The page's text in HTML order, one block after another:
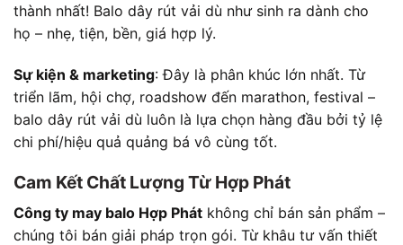
thành nhất! Balo dây rút vải dù như sinh ra dành cho
họ – nhẹ, tiện, bền, giá hợp lý.
Sự kiện & marketing: Đây là phân khúc lớn nhất. Từ
triển lãm, hội chợ, roadshow đến marathon, festival –
balo dây rút vải dù luôn là lựa chọn hàng đầu bởi tỷ lệ
chi phí/hiệu quả quảng bá vô cùng tốt.
Cam Kết Chất Lượng Từ Hợp Phát
Công ty may balo Hợp Phát không chỉ bán sản phẩm –
chúng tôi bán giải pháp trọn gói. Từ khâu tư vấn thiết